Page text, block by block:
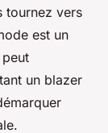
tournez vers
est un
un blazer